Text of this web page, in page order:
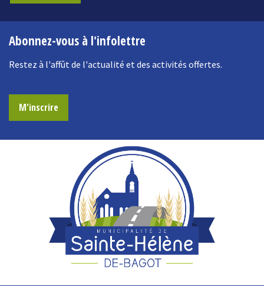
Abonnez-vous à l'infolettre
Restez à l'affût de l'actualité et des activités offertes.
M'inscrire